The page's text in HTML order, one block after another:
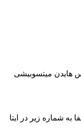
هایدن میتسوبیشی
شماره زیر در ایتا